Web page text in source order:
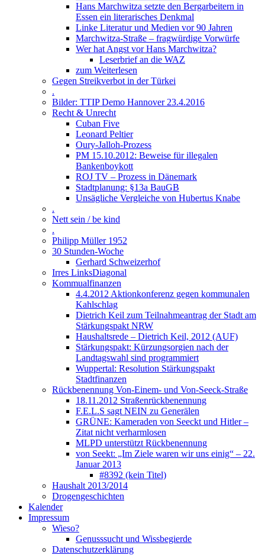
Hans Marchwitza setzte den Bergarbeitern in
Essen ein literarisches Denkmal
Linke Literatur und Medien vor 90 Jahren
Marchwitza-Straße – fragwürdige Vorwürfe
Wer hat Angst vor Hans Marchwitza?
Leserbrief an die WAZ
zum Weiterlesen
Gegen Streikverbot in der Türkei
.
Bilder: TTIP Demo Hannover 23.4.2016
Recht & Unrecht
Cuban Five
Leonard Peltier
Oury-Jalloh-Prozess
PM 15.10.2012: Beweise für illegalen
Bankenboykott
ROJ TV – Prozess in Dänemark
Stadtplanung: §13a BauGB
Unsägliche Vergleiche von Hubertus Knabe
.
Nett sein / be kind
.
Philipp Müller 1952
30 Stunden-Woche
Gerhard Schweizerhof
Irres LinksDiagonal
Kommualfinanzen
4.4.2012 Aktionkonferenz gegen kommunalen
Kahlschlag
Dietrich Keil zum Teilnahmeantrag der Stadt am
Stärkungspakt NRW
Haushaltsrede – Dietrich Keil, 2012 (AUF)
Stärkungspakt: Kürzungsorgien nach der
Landtagswahl sind programmiert
Wuppertal: Resolution Stärkungspakt
Stadtfinanzen
Rückbenennung Von-Einem- und Von-Seeck-Straße
18.11.2012 Straßenrückbenennung
F.E.L.S sagt NEIN zu Generälen
GRÜNE: Kameraden von Seeckt und Hitler –
Zitat nicht verharmlosen
MLPD unterstützt Rückbenennung
von Seekt: „Im Ziele waren wir uns einig“ – 22.
Januar 2013
#8392 (kein Titel)
Haushalt 2013/2014
Drogengeschichten
Kalender
Impressum
Wieso?
Genusssucht und Wissbegierde
Datenschutzerklärung